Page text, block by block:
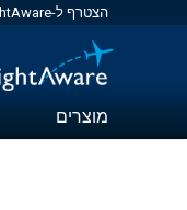
הצטרף ל-FlightAware
מוצרים